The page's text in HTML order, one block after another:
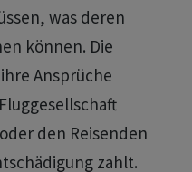
was deren
können. Die
Ansprüche
den Reisenden
zahlt.